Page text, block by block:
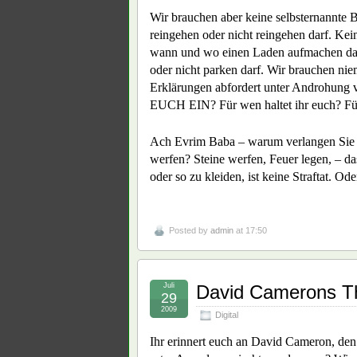
Wir brauchen aber keine
reingehen oder nicht reingehen darf.
wann und wo einen Laden aufmachen
oder nicht parken darf. Wir brauchen
Erklärungen abfordert unter
EUCH EIN? Für wen haltet ihr euch?
Ach Evrim Baba – warum verlangen
werfen? Steine werfen, Feuer legen, –
oder so zu kleiden, ist keine Straftat.
Posted by admin at 17:50
David Camerons
Digital
Juli
29
2009
Ihr erinnert euch an David Cameron,